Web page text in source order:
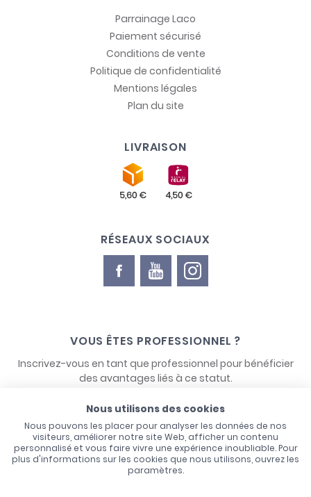
Parrainage Laco
Paiement sécurisé
Conditions de vente
Politique de confidentialité
Mentions légales
Plan du site
LIVRAISON
RÉSEAUX SOCIAUX
VOUS ÊTES PROFESSIONNEL ?
Inscrivez-vous en tant que professionnel pour bénéficier
des avantages liés à ce statut.
Nous utilisons des cookies
Nous pouvons les placer pour analyser les données de nos
visiteurs, améliorer notre site Web, afficher un contenu
personnalisé et vous faire vivre une expérience inoubliable. Pour
plus d'informations sur les cookies que nous utilisons, ouvrez les
paramètres.